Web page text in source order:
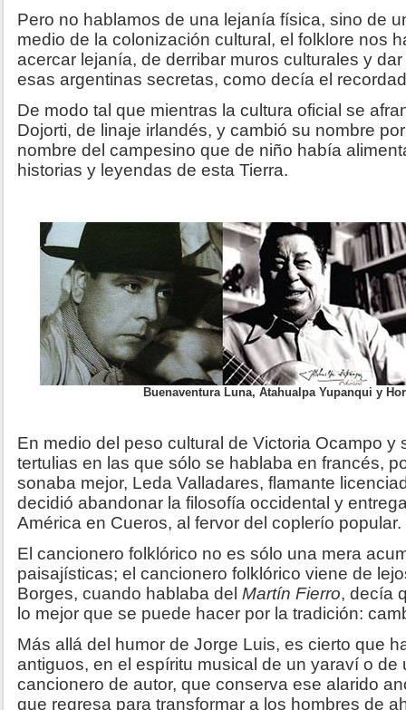
Pero no hablamos de una lejanía física, sino de
medio de la colonización cultural, el folklore nos
acercar lejanía, de derribar muros culturales y
esas argentinas secretas, como decía el
De modo tal que mientras la cultura oficial se
Dojorti, de linaje irlandés, y cambió su nombre
nombre del campesino que de niño había
historias y leyendas de esta Tierra.
Buenaventura Luna, Atahualpa Yupanqui y
En medio del peso cultural de Victoria Ocampo y
tertulias en las que sólo se hablaba en francés,
sonaba mejor, Leda Valladares, flamante
decidió abandonar la filosofía occidental y
América en Cueros, al fervor del coplerío popular.
El cancionero folklórico no es sólo una mera
paisajísticas; el cancionero folklórico viene de
Borges, cuando hablaba del Martín Fierro, decía
lo mejor que se puede hacer por la tradición:
Más allá del humor de Jorge Luis, es cierto que
antiguos, en el espíritu musical de un yaraví o de
cancionero de autor, que conserva ese alarido
que regresa para transformar a los hombres de